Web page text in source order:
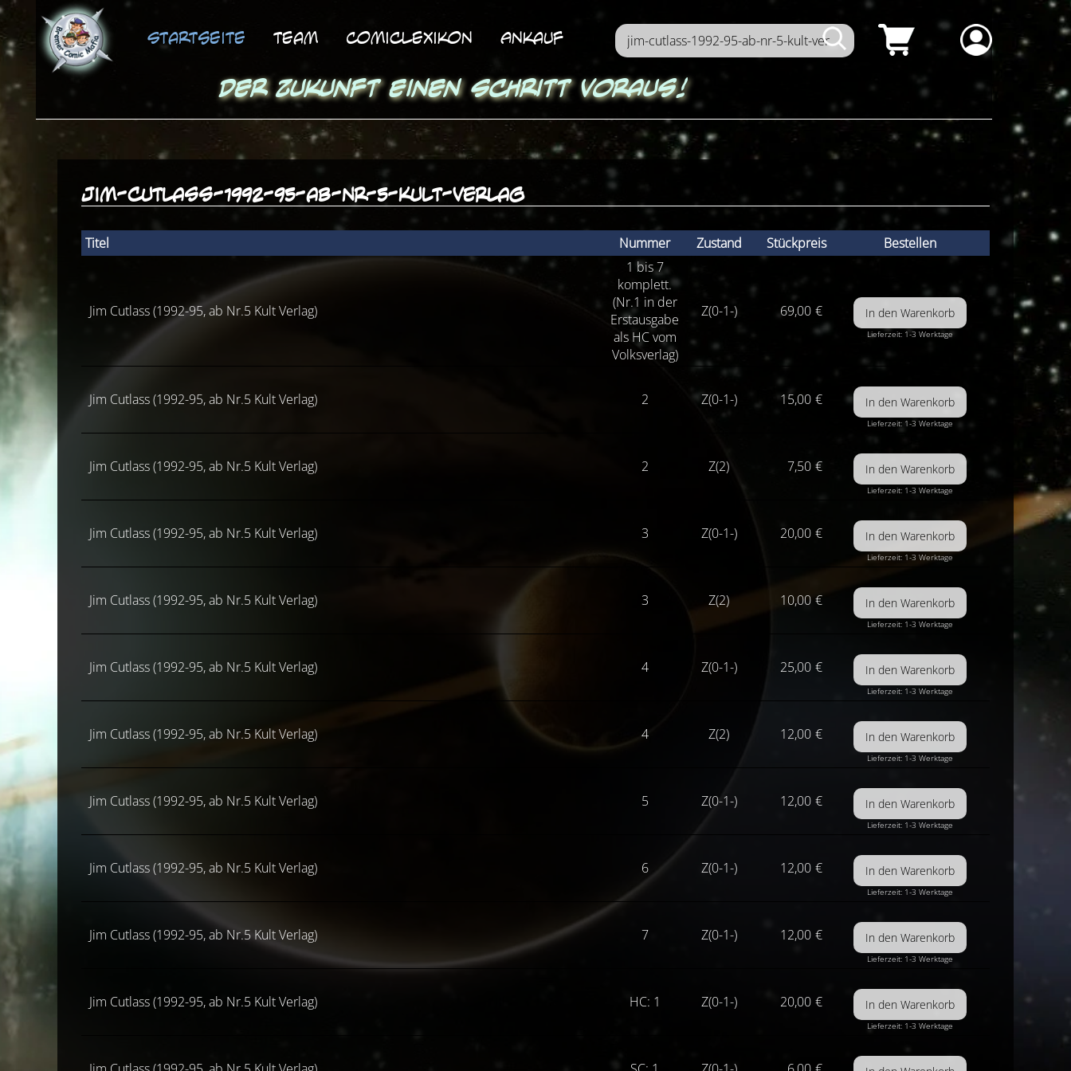
Startseite Team ComicLexikon Ankauf
Der Zukunft einen Schritt voraus!
jim-cutlass-1992-95-ab-nr-5-kult-verlag
Titel Nummer Zustand Stückpreis Bestellen
Jim Cutlass (1992-95, ab Nr.5 Kult Verlag)
1 bis 7
komplett.
(Nr.1 in der
Erstausgabe
als HC vom
Volksverlag)
Z(0-1-) 69,00 €
Lieferzeit: 1-3 Werktage
Jim Cutlass (1992-95, ab Nr.5 Kult Verlag) 2 Z(0-1-) 15,00 €
Lieferzeit: 1-3 Werktage
Jim Cutlass (1992-95, ab Nr.5 Kult Verlag) 2 Z(2) 7,50 €
Lieferzeit: 1-3 Werktage
Jim Cutlass (1992-95, ab Nr.5 Kult Verlag) 3 Z(0-1-) 20,00 €
Lieferzeit: 1-3 Werktage
Jim Cutlass (1992-95, ab Nr.5 Kult Verlag) 3 Z(2) 10,00 €
Lieferzeit: 1-3 Werktage
Jim Cutlass (1992-95, ab Nr.5 Kult Verlag) 4 Z(0-1-) 25,00 €
Lieferzeit: 1-3 Werktage
Jim Cutlass (1992-95, ab Nr.5 Kult Verlag) 4 Z(2) 12,00 €
Lieferzeit: 1-3 Werktage
Jim Cutlass (1992-95, ab Nr.5 Kult Verlag) 5 Z(0-1-) 12,00 €
Lieferzeit: 1-3 Werktage
Jim Cutlass (1992-95, ab Nr.5 Kult Verlag) 6 Z(0-1-) 12,00 €
Lieferzeit: 1-3 Werktage
Jim Cutlass (1992-95, ab Nr.5 Kult Verlag) 7 Z(0-1-) 12,00 €
Lieferzeit: 1-3 Werktage
Jim Cutlass (1992-95, ab Nr.5 Kult Verlag) HC: 1 Z(0-1-) 20,00 €
Lieferzeit: 1-3 Werktage